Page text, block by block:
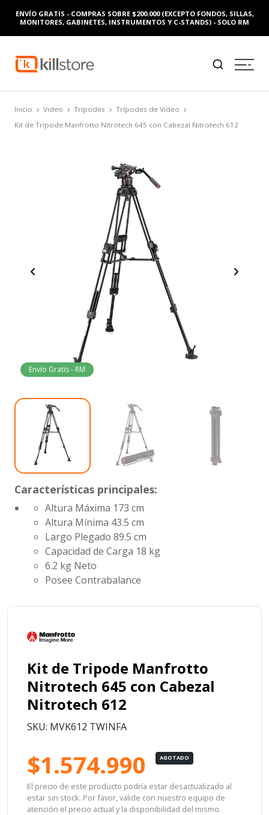
ENVÍO GRATIS - COMPRAS SOBRE $200.000 (EXCEPTO FONDOS, SILLAS,
MONITORES, GABINETES, INSTRUMENTOS Y C-STANDS) - SOLO RM
Inicio Video Trípodes
Trípodes de Video
Kit de Tripode Manfrotto Nitrotech 645 con Cabezal Nitrotech 612
Envío Gratis - RM
Características principales:
Altura Máxima 173 cm
Altura Mínima 43.5 cm
Largo Plegado89.5 cm
Capacidad de Carga 18 kg
6.2 kg Neto
Posee Contrabalance
Kit de Tripode Manfrotto
Nitrotech 645 con Cabezal
Nitrotech 612
SKU: MVK612 TWINFA
$1.574.990 AGOTADO
El precio de este producto podría estar desactualizado al
estar sin stock. Por favor, valide con nuestro equipo de
atención el precio actual y la disponibilidad del mismo.